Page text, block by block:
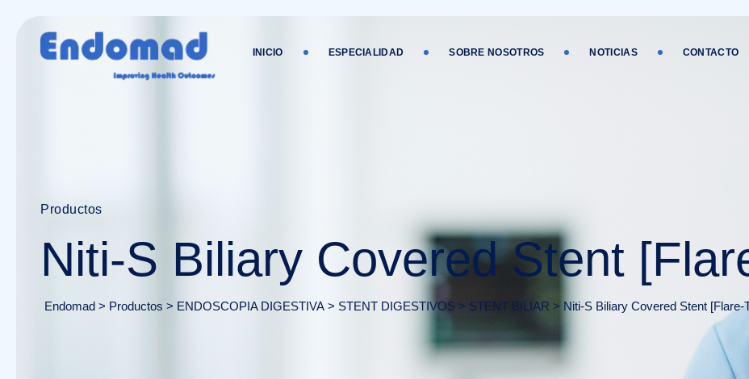
INICIO ESPECIALIDAD SOBRE NOSOTROS NOTICIAS CONTACTO
Productos
Niti-S Biliary Covered Stent
Endomad > Productos > ENDOSCOPIA DIGESTIVA > STENT DIGESTIVOS > STENT BILIAR > Niti-S Biliary Covered Stent [Flare-